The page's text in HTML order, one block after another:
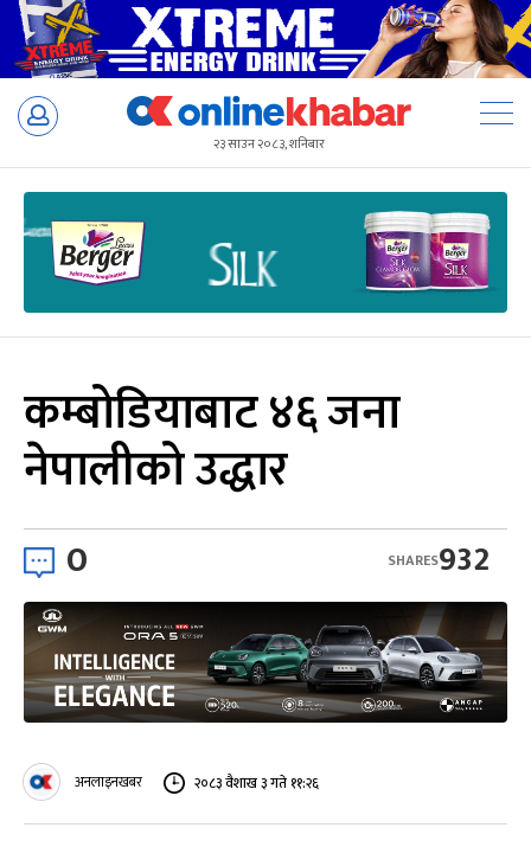
Skip
२३ साउन २०८३, शनिबार
कम्बोडियाबाट ४६ जना
नेपालीको उद्धार
0 932
SHARES
अनलाइनखबर २०८३ वैशाख ३ गते ११:२६